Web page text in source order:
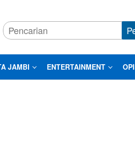
JAMBI ENTERTAINMENT